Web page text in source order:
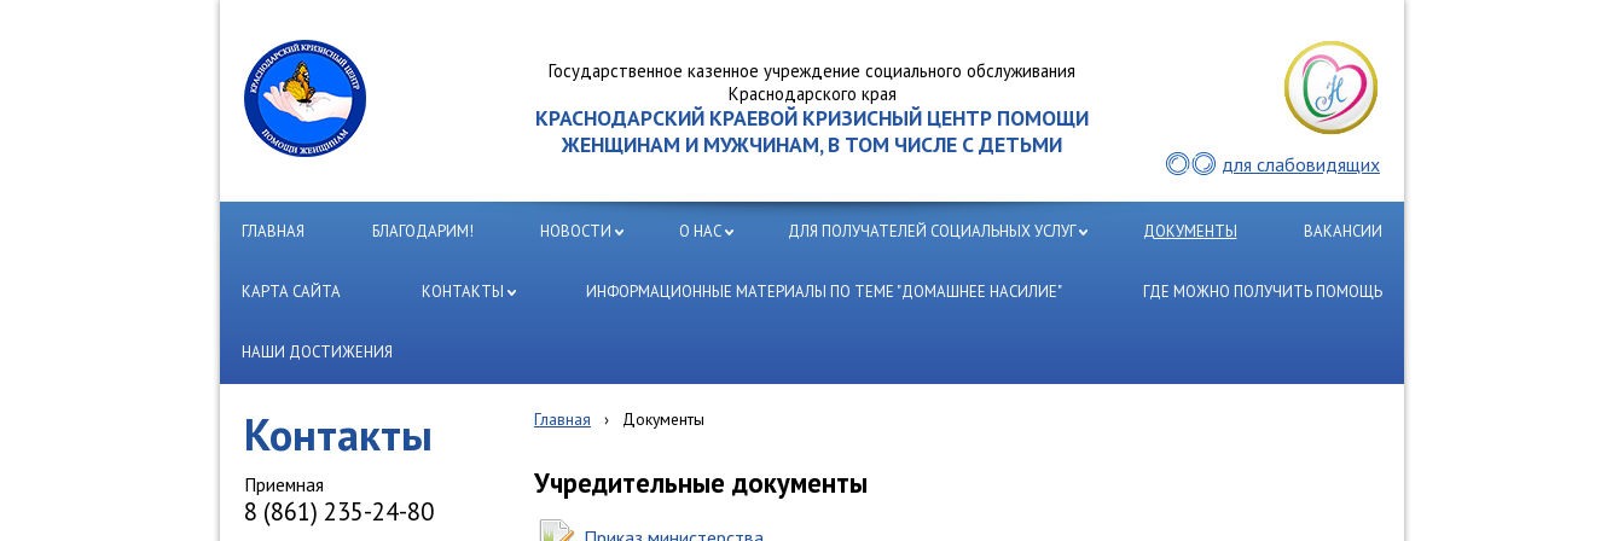
для слабовидящих
Государственное казенное учреждение социального обслуживания
Краснодарского края
КРАСНОДАРСКИЙ КРАЕВОЙ КРИЗИСНЫЙ ЦЕНТР ПОМОЩИ
ЖЕНЩИНАМ И МУЖЧИНАМ, В ТОМ ЧИСЛЕ С ДЕТЬМИ
ГЛАВНАЯ БЛАГОДАРИМ! НОВОСТИ О НАС ДЛЯ ПОЛУЧАТЕЛЕЙ СОЦИАЛЬНЫХ УСЛУГ ДОКУМЕНТЫ ВАКАНСИИ
КАРТА САЙТА КОНТАКТЫ ИНФОРМАЦИОННЫЕ МАТЕРИАЛЫ ПО ТЕМЕ "ДОМАШНЕЕ НАСИЛИЕ" ГДЕ МОЖНО ПОЛУЧИТЬ ПОМОЩЬ
НАШИ ДОСТИЖЕНИЯ
Контакты
Приемная
8 (861) 235-24-80
Главная › Документы
Учредительные документы